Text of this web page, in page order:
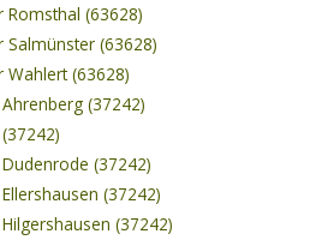
Romsthal (63628)
Salmünster (63628)
Wahlert (63628)
(37242)
(37242)
(37242)
(37242)